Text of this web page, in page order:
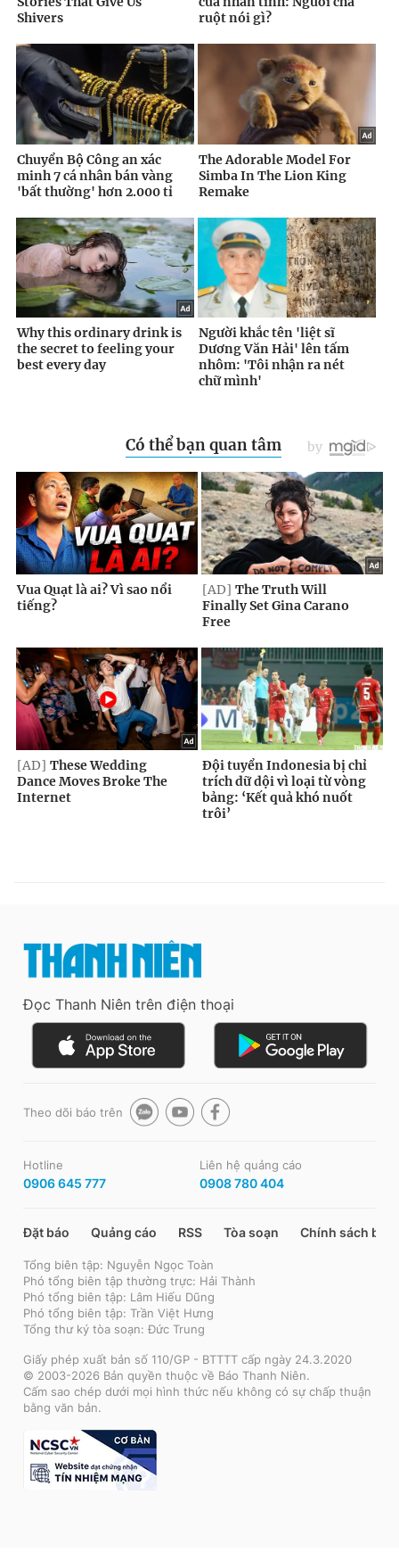
Đọc Thanh Niên trên điện thoại
Theo dõi báo trên
Hotline
0906 645 777
Liên hệ quảng cáo
0908 780 404
Đặt báo Quảng cáo RSS Tòa soạn Chính sách bảo
Tổng biên tập: Nguyễn Ngọc Toàn
Phó tổng biên tập thường trực: Hải Thành
Phó tổng biên tập: Lâm Hiếu Dũng
Phó tổng biên tập: Trần Việt Hưng
Tổng thư ký tòa soạn: Đức Trung
Giấy phép xuất bản số 110/GP - BTTTT cấp ngày 24.3.2020
© 2003-2026 Bản quyền thuộc về Báo Thanh Niên.
Cấm sao chép dưới mọi hình thức nếu không có sự chấp thuận
bằng văn bản.